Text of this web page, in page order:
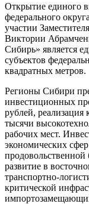
Открытие единого
федерального
участии
Виктории
Сибирь» является
субъектов
квадратных метров.
Регионы Сибири
инвестиционных
рублей, реализация
тысячи
рабочих мест.
экономических
продовольственной
развитие в
транспортно-
критической